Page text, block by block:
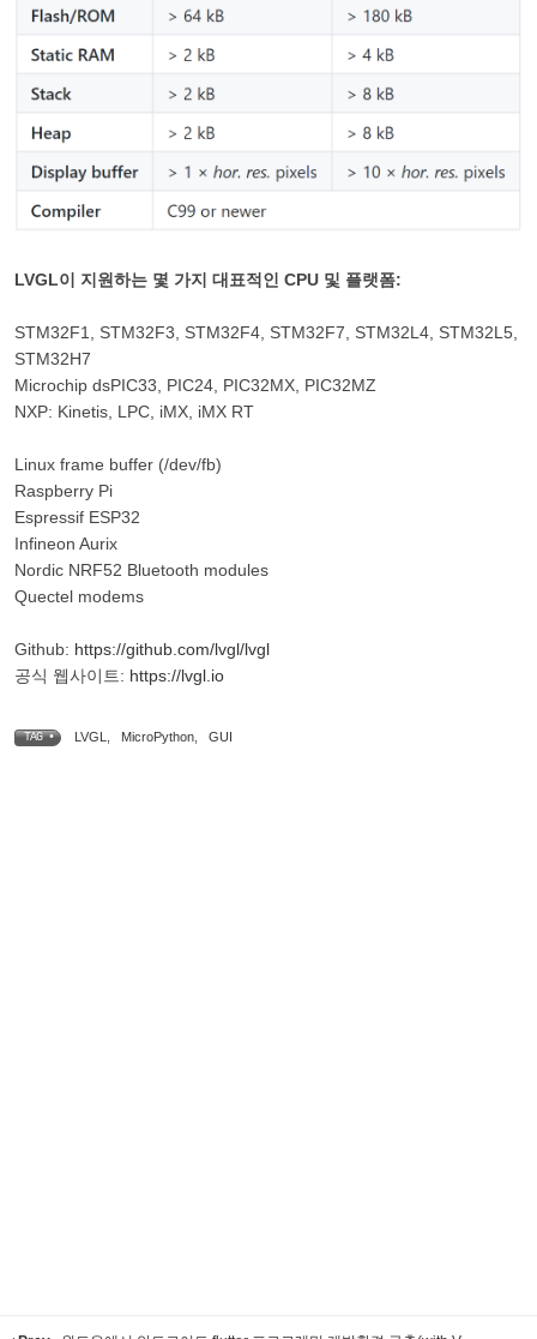
LVGL이 지원하는 몇 가지 대표적인 CPU 및 플랫폼:
STM32F1, STM32F3, STM32F4, STM32F7, STM32L4, STM32L5,
STM32H7
Microchip dsPIC33, PIC24, PIC32MX, PIC32MZ
NXP: Kinetis, LPC, iMX, iMX RT
Linux frame buffer (/dev/fb)
Raspberry Pi
Espressif ESP32
Infineon Aurix
Nordic NRF52 Bluetooth modules
Quectel modems
Github: https://github.com/lvgl/lvgl
공식 웹사이트: https://lvgl.io
TAG • LVGL MicroPython GUI